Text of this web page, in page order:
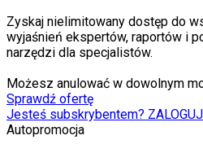
Zyskaj nielimitowany dostęp do
wyjaśnień ekspertów, raportów i
narzędzi dla specjalistów.
Możesz anulować w dowolnym
Sprawdź ofertę
Jesteś subskrybentem?
Autopromocja